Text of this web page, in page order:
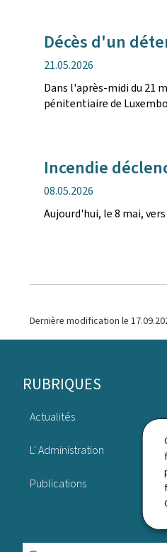
Décès d'un
date
de
publication
21.05.2026
Dans l'après-midi du 21
pénitentiaire de
Incendie
date
de
publication
08.05.2026
Aujourd'hui, le 8 mai,
Dernière modification le
Pied
de
RUBRIQUES
Actualités
L' Administration
Publications